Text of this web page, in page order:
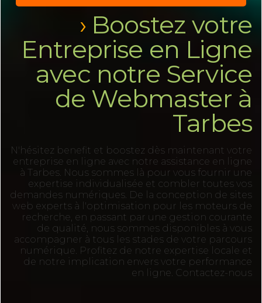
Boostez votre
Entreprise en Ligne
avec notre Service
de Webmaster à
Tarbes
N'hésitez benefit et boostez dès maintenant votre
entreprise en ligne avec notre assistance en ligne
à Tarbes. Nous sommes là pour vous fournir une
expertise individualisée et combler toutes vos
demandes numériques. De la conception de sites
web experts à l'optimisation pour les moteurs de
recherche, en passant par une gestion courante
de qualité, nous sommes disponibles à vous
accompagner à tous les stades de votre parcours
numérique. Profitez de notre expertise locale et
de notre implication envers votre performance
en ligne. Contactez-nous